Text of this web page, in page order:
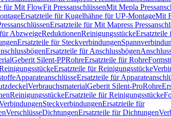
für Mit FlowFit PressanschlüssenMit Mepla
Ersatzteile für Kugelhähne für UP-MontageMit
Ersatzteile für Mit Mapress
AbzweigeReduktionenReinigungsstückeErsatzteile
Ersatzteile für Steckverbindungen
Ersatzteile für Anschlussbögen
Geberit Silent-PPRohreErsatzteile für Rohre
Ersatzteile für Reinigungsstücke
ApparateanschlüsseErsatzteile für
VerbrauchsmaterialGeberit Silent-ProRohre
ReinigungsstückeErsatzteile für Reinigungsstücke
SteckverbindungenErsatzteile für
VerschlüsseDichtungenErsatzteile für Dichtungen